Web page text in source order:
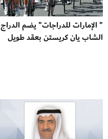
" الإمارات للدراجات" يضم الدراج
الشاب يان كريستن بعقد طويل